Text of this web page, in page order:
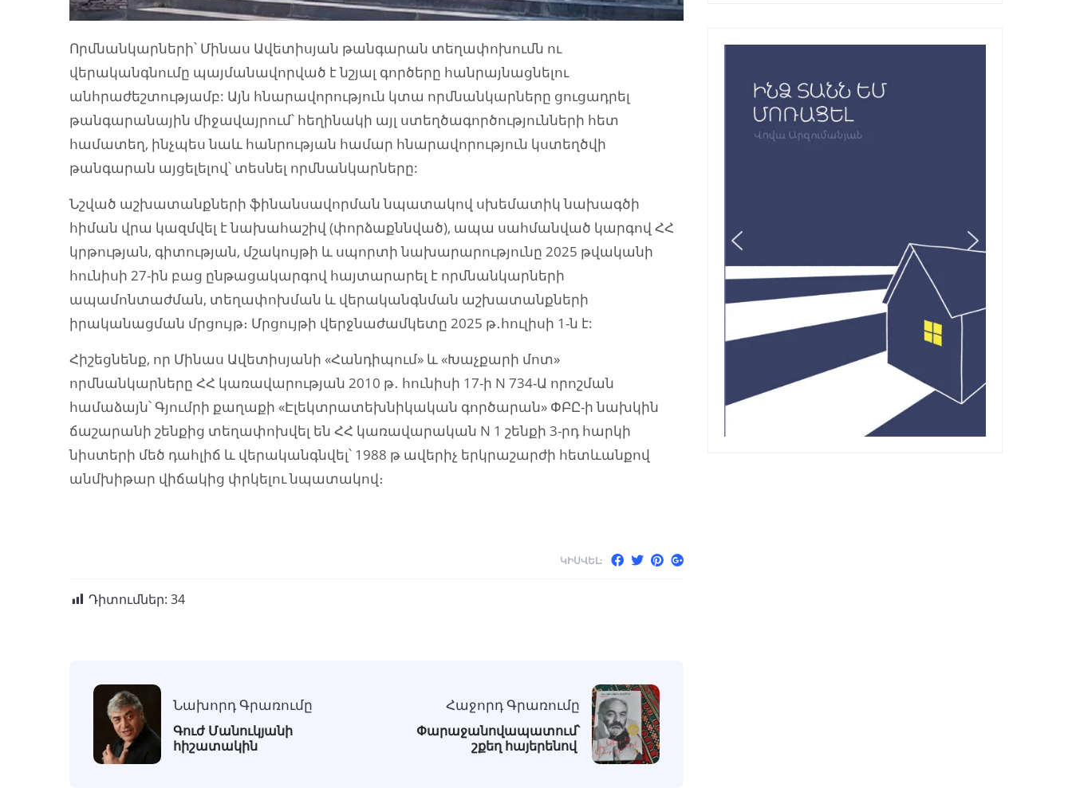
Որմնանկարների՝ Մինաս Ավետիսյան թանգարան տեղափոխումն ու
վերականգնումը պայմանավորված է նշյալ գործերը հանրայնացնելու
անհրաժեշտությամբ: Այն հնարավորություն կտա որմնանկարները ցուցադրել
թանգարանային միջավայրում՝ հեղինակի այլ ստեղծագործությունների հետ
համատեղ, ինչպես նաև հանրության համար հնարավորություն կստեղծվի
թանգարան այցելելով՝ տեսնել որմնանկարները:
Նշված աշխատանքների ֆինանսավորման նպատակով սխեմատիկ նախագծի
հիման վրա կազմվել է նախահաշիվ (փորձաքննված), ապա սահմանված կարգով ՀՀ
կրթության, գիտության, մշակույթի և սպորտի նախարարությունը 2025 թվականի
հունիսի 27-ին բաց ընթացակարգով հայտարարել է որմնանկարների
ապամոնտաժման, տեղափոխման և վերականգնման աշխատանքների
իրականացման մրցույթ։ Մրցույթի վերջնաժամկետը 2025 թ․հուլիսի 1-ն է:
Հիշեցնենք, որ Մինաս Ավետիսյանի «Հանդիպում» և «Խաչքարի մոտ»
որմնանկարները ՀՀ կառավարության 2010 թ․ հունիսի 17-ի N 734-Ա որոշման
համաձայն՝ Գյումրի քաղաքի «Էլեկտրատեխնիկական գործարան» ՓԲԸ-ի նախկին
ճաշարանի շենքից տեղափոխվել են ՀՀ կառավարական N 1 շենքի 3-րդ հարկի
նիստերի մեծ դահլիճ և վերականգնվել՝ 1988 թ ավերիչ երկրաշարժի հետևանքով
անմխիթար վիճակից փրկելու նպատակով։
ԿԻՍՎԵԼ:
Դիտումներ: 34
Նախորդ Գրառումը
Գուժ Մանուկյանի
հիշատակին
Հաջորդ Գրառումը
Փարաջանովապատում՝
շքեղ հայերենով